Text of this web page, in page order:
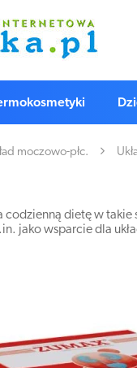
moczowo-płc.
codzienną dietę w
jako wsparcie dla